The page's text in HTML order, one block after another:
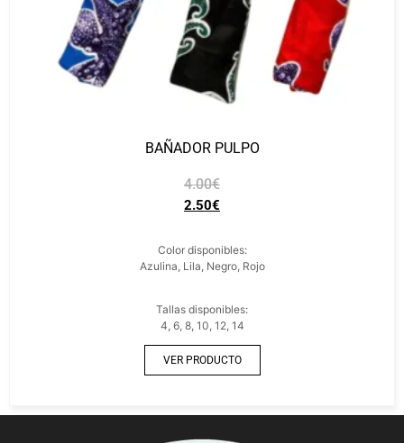
BAÑADOR PULPO
4.00€
2.50€
Color disponibles:
Azulina, Lila, Negro, Rojo
Tallas disponibles:
4, 6, 8, 10, 12, 14
VER PRODUCTO